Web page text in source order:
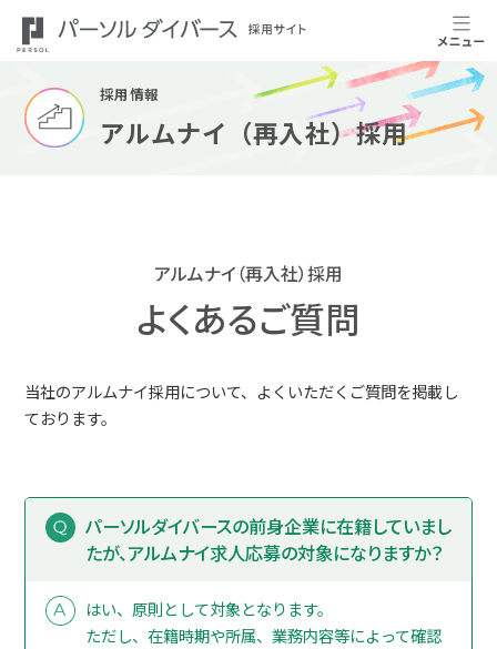
採用情報
アルムナイ（再入社）採用
アルムナイ（再入社）採用
よくあるご質問
当社のアルムナイ採用について、よくいただくご質問を掲載し
ております。
パーソルダイバースの前身企業に在籍していまし
たが、アルムナイ求人応募の対象になりますか？
はい、原則として対象となります。
ただし、在籍時期や所属、業務内容等によって確認